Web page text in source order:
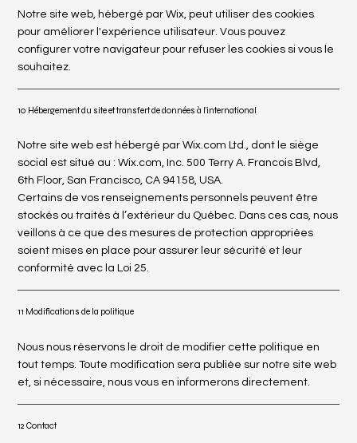
Notre site web, hébergé par Wix, peut utiliser des cookies
pour améliorer l'expérience utilisateur. Vous pouvez
configurer votre navigateur pour refuser les cookies si vous le
souhaitez.
10 Hébergement du site et transfert de données à l’international
Notre site web est hébergé par Wix.com Ltd., dont le siège
social est situé au : Wix.com, Inc. 500 Terry A. Francois Blvd,
6th Floor, San Francisco, CA 94158, USA.
Certains de vos renseignements personnels peuvent être
stockés ou traités à l’extérieur du Québec. Dans ces cas, nous
veillons à ce que des mesures de protection appropriées
soient mises en place pour assurer leur sécurité et leur
conformité avec la Loi 25.
11 Modifications de la politique
Nous nous réservons le droit de modifier cette politique en
tout temps. Toute modification sera publiée sur notre site web
et, si nécessaire, nous vous en informerons directement.
12 Contact